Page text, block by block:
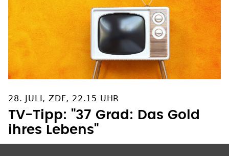
TV-Tipp: "37 Grad: Das Gold
ihres Lebens"